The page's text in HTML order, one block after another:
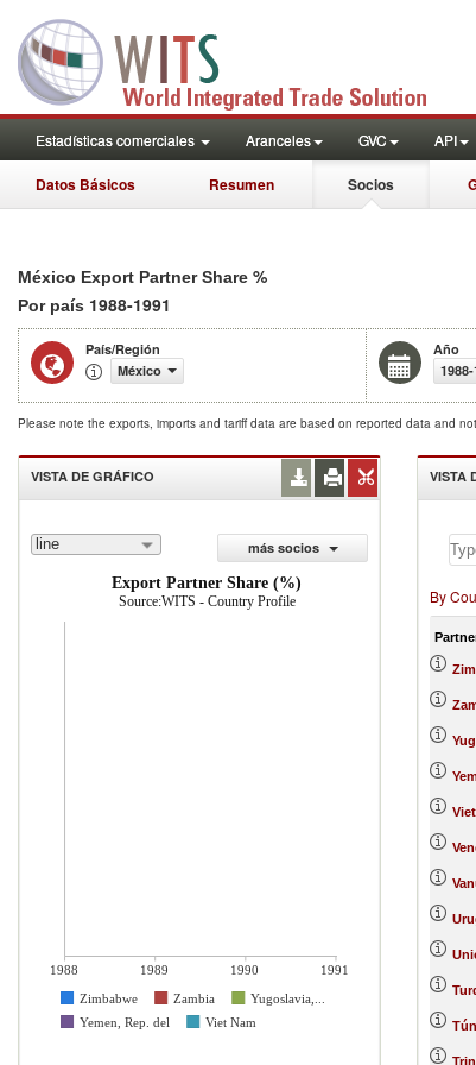
Estadísticas comerciales Aranceles GVC API
Datos Básicos Resumen Socios
México Export Partner Share %
Por país 1988-1991
País/Región
México
Año
1988-
Please note the exports, imports and tariff data are based on reported data and
VISTA DE GRÁFICO
line
más socios
Export Partner Share (%)
Source:WITS - Country Profile
1988 1989 1990
1991
Zimbabwe
Zambia
Yugoslavia,...
Yemen, Rep. del
Viet Nam
VISTA
By